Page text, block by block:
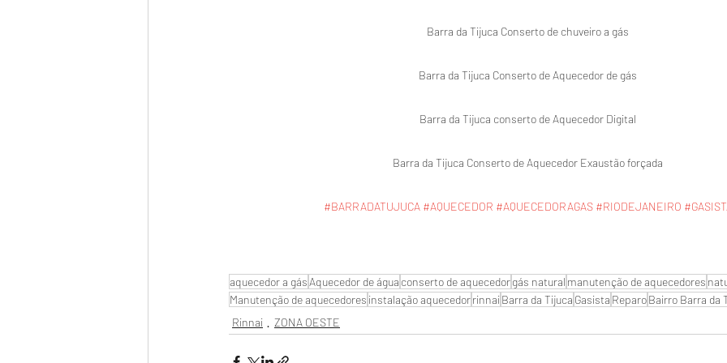
Barra da Tijuca Conserto de chuveiro a gás
Barra da Tijuca Conserto de Aquecedor de gás
Barra da Tijuca conserto de Aquecedor Digital
Barra da Tijuca Conserto de Aquecedor Exaustão forçada
#BARRADATUJUCA #AQUECEDOR #AQUECEDORAGAS #RIODEJANEIRO
aquecedor a gás Aquecedor de água conserto de aquecedorgás natural manutenção de aquecedores
Manutenção de aquecedores instalação aquecedorrinnaiBarra da Tijuca Gasista ReparoBairro Barra da
Rinnai
ZONA OESTE